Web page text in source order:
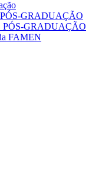
GRADUAÇÃO
PÓS-GRADUAÇÃO
FAMEN